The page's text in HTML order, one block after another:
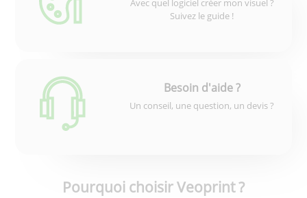
Avec quel logiciel créer mon visuel ?
Suivez le guide !
Besoin d'aide ?
Un conseil, une question, un devis ?
Pourquoi choisir Veoprint ?